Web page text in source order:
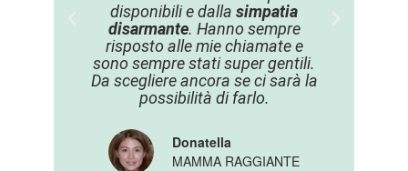
disponibili e dalla simpatia
disarmante. Hanno sempre
risposto alle mie chiamate e
sono sempre stati super gentili.
Da scegliere ancora se ci sarà la
possibilità di farlo.
Donatella
MAMMA RAGGIANTE